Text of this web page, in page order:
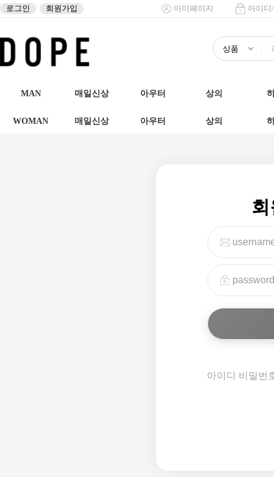
로그인 회원가입 마이페이지 아이디
MAN 매일신상 아우터 상의
WOMAN 매일신상 아우터 상의
아이디 비밀번